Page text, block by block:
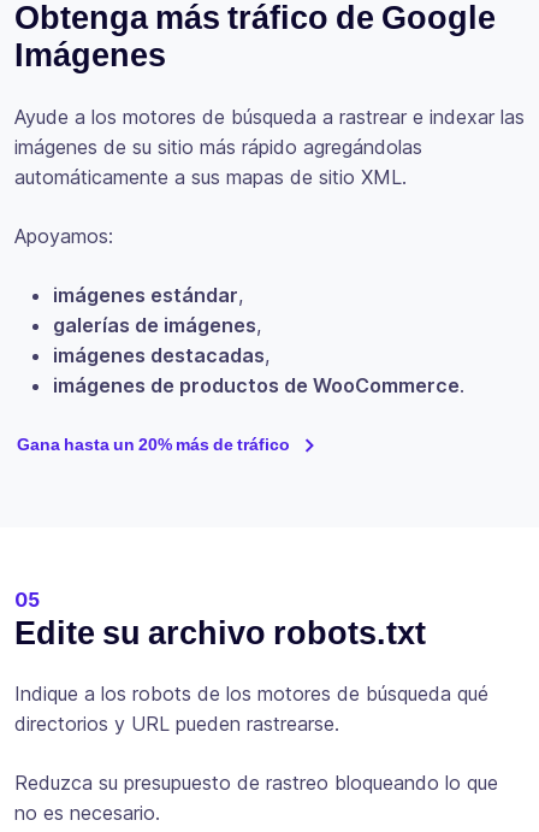
Obtenga más tráfico de Google
Imágenes
Ayude a los motores de búsqueda a rastrear e indexar las
imágenes de su sitio más rápido agregándolas
automáticamente a sus mapas de sitio XML.
Apoyamos:
imágenes estándar,
galerías de imágenes,
imágenes destacadas,
imágenes de productos de WooCommerce.
Gana hasta un 20% más de tráfico
05
Edite su archivo robots.txt
Indique a los robots de los motores de búsqueda qué
directorios y URL pueden rastrearse.
Reduzca su presupuesto de rastreo bloqueando lo que
no es necesario.